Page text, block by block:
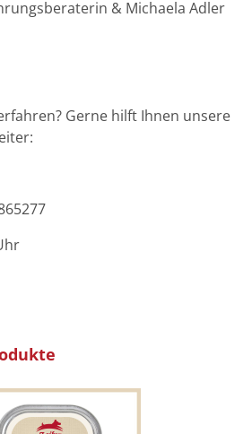
& Michaela Adler
Gerne hilft Ihnen unsere